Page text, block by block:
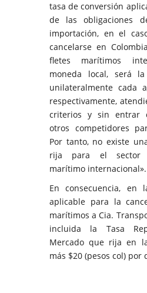
tasa de conversión
de las obligaciones
importación, en el
cancelarse en
fletes marítimos
moneda local, será
unilateralmente cada
respectivamente,
criterios y sin entrar
otros competidores
Por tanto, no existe
rija para el sector
marítimo internacional».
En consecuencia, en
aplicable para la
marítimos a Cia.
incluida la Tasa
Mercado que rija en
más $20 (pesos col) por